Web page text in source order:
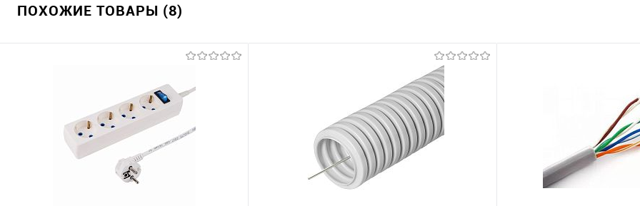
ПОХОЖИЕ ТОВАРЫ (8)